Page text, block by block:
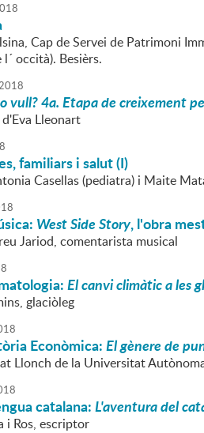
Cap de Servei de Patrimoni
occità). Besièrs.
vull? 4a. Etapa de creixement
Lleonart
familiars i salut (I)
Casellas (pediatra) i Maite
West Side Story, l'obra
Jariod, comentarista musical
El canvi climàtic a les
glaciòleg
Econòmica:El gènere de
Llonch de la Universitat
catalana:L'aventura del
i Ros, escriptor